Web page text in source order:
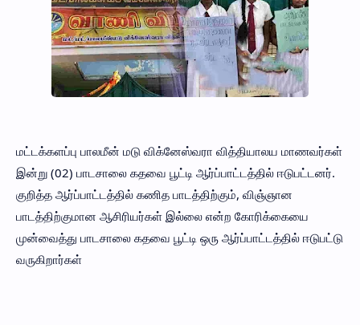
மட்டக்களப்பு பாலமீன் மடு விக்னேஸ்வரா வித்தியாலய மாணவர்கள்
இன்று (02) பாடசாலை கதவை பூட்டி ஆர்ப்பாட்டத்தில் ஈடுபட்டனர்.
குறித்த ஆர்ப்பாட்டத்தில் கணித பாடத்திற்கும், விஞ்ஞான
பாடத்திற்குமான ஆசிரியர்கள் இல்லை என்ற கோரிக்கையை
முன்வைத்து பாடசாலை கதவை பூட்டி ஒரு ஆர்ப்பாட்டத்தில் ஈடுபட்டு
வருகிறார்கள்